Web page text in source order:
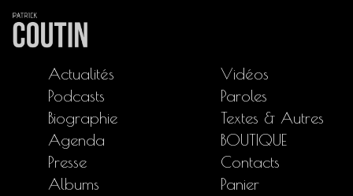
Actualités
Podcasts
Biographie
Agenda
Presse
Albums
Vidéos
Paroles
Textes & Autres
BOUTIQUE
Contacts
Panier